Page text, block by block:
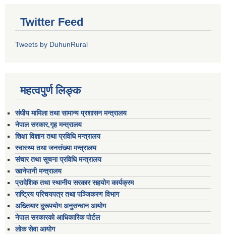
Twitter Feed
Tweets by DuhunRural
महत्वपुर्ण लिङ्क
संघीय मामिला तथा सामान्य प्रशासन मन्त्रालय
नेपाल सरकार,गृह मन्त्रालय
शिक्षा विज्ञान तथा प्रविधि मन्त्रालय
स्वास्थ्य तथा जनसंख्या मन्त्रालय
संचार तथा सूचना प्रविधि मन्त्रालय
खानेपानी मन्त्रालय
प्रादेशिक तथा स्थानीय सरकार सहयोग कार्यक्रम
राष्ट्रिय परिचयपत्र तथा पञ्जिकरण विभाग
अख्तियार दुरूपयोग अनुसन्धान आयोग
नेपाल सरकारको आधिकारिक पोर्टल
लोक सेवा आयोग